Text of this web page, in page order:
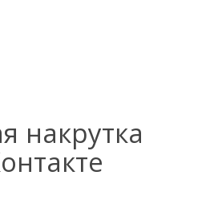
накрутка